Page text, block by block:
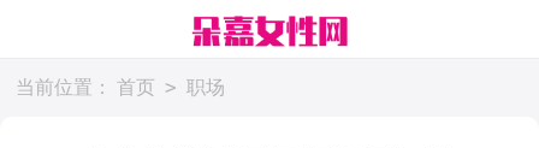
当前位置： 首页 > 职场